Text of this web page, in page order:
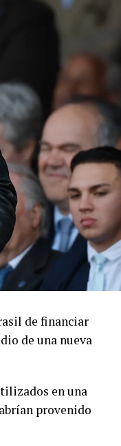
de financiar
de una nueva
en una
provenido